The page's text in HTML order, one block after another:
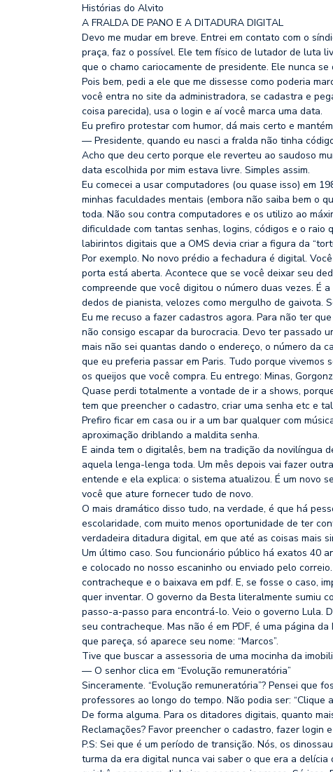
Histórias do Alvito
A FRALDA DE PANO E A DITADURA DIGITAL
Devo me mudar em breve. Entrei em contato com o
praça, faz o possível. Ele tem físico de lutador de luta
que o chamo cariocamente de presidente. Ele nunca
Pois bem, pedi a ele que me dissesse como poderia
você entra no site da administradora, se cadastra e
coisa parecida), usa o login e aí você marca uma data.
Eu prefiro protestar com humor, dá mais certo e
— Presidente, quando eu nasci a fralda não tinha
Acho que deu certo porque ele reverteu ao saudoso
data escolhida por mim estava livre. Simples assim.
Eu comecei a usar computadores (ou quase isso) em
minhas faculdades mentais (embora não saiba bem o
toda. Não sou contra computadores e os utilizo ao
dificuldade com tantas senhas, logins, códigos e o
labirintos digitais que a OMS devia criar a figura da
Por exemplo. No novo prédio a fechadura é digital.
porta está aberta. Acontece que se você deixar seu
compreende que você digitou o número duas vezes.
dedos de pianista, velozes como mergulho de gaivota.
Eu me recuso a fazer cadastros agora. Para não ter
não consigo escapar da burocracia. Devo ter passado
mais não sei quantas dando o endereço, o número da
que eu preferia passar em Paris. Tudo porque
os queijos que você compra. Eu entrego: Minas,
Quase perdi totalmente a vontade de ir a shows,
tem que preencher o cadastro, criar uma senha etc e
Prefiro ficar em casa ou ir a um bar qualquer com
aproximação driblando a maldita senha.
E ainda tem o digitalês, bem na tradição da novilíngua
aquela lenga-lenga toda. Um mês depois vai fazer
entende e ela explica: o sistema atualizou. É um novo
você que ature fornecer tudo de novo.
O mais dramático disso tudo, na verdade, é que há
escolaridade, com muito menos oportunidade de ter
verdadeira ditadura digital, em que até as coisas mais
Um último caso. Sou funcionário público há exatos 40
e colocado no nosso escaninho ou enviado pelo
contracheque e o baixava em pdf. E, se fosse o caso,
quer inventar. O governo da Besta literalmente sumiu
passo-a-passo para encontrá-lo. Veio o governo Lula.
seu contracheque. Mas não é em PDF, é uma página
que pareça, só aparece seu nome: “Marcos”.
Tive que buscar a assessoria de uma mocinha da
— O senhor clica em “Evolução remuneratória”
Sinceramente. “Evolução remuneratória”? Pensei que
professores ao longo do tempo. Não podia ser: “Clique
De forma alguma. Para os ditadores digitais, quanto
Reclamações? Favor preencher o cadastro, fazer login
P.S: Sei que é um período de transição. Nós, os
turma da era digital nunca vai saber o que era a